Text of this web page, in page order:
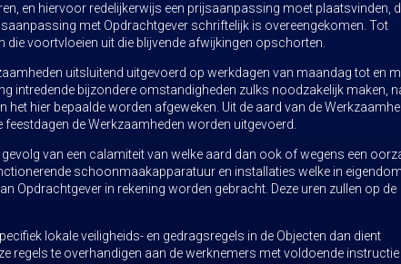
en hiervoor redelijkerwijs een prijsaanpassing moet plaatsvinden,
met Opdrachtgever schriftelijk is overeengekomen. Tot
voortvloeien uit die blijvende afwijkingen opschorten.
uitsluitend uitgevoerd op werkdagen van maandag tot en
intredende bijzondere omstandigheden zulks noodzakelijk maken,
hier bepaalde worden afgeweken. Uit de aard van de
de Werkzaamheden worden uitgevoerd.
van een calamiteit van welke aard dan ook of wegens een
schoonmaakapparatuur en installaties welke in
Opdrachtgever in rekening worden gebracht. Deze uren zullen op de
lokale veiligheids- en gedragsregels in de Objecten dan dient
regels te overhandigen aan de werknemers met voldoende instructie